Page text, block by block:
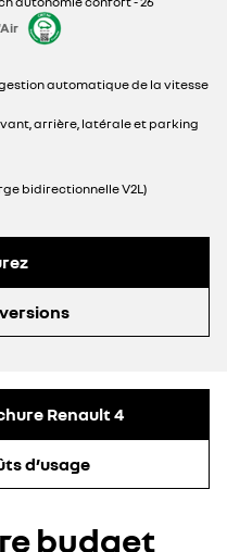
automatique de la vitesse
arrière, latérale et parking
bidirectionnelle V2L)
Renault 4
d’usage
budget